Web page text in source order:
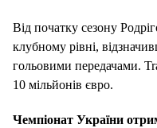
Від початку сезону
клубному рівні,
гольовими передачами.
10 мільйонів євро.
Чемпіонат України